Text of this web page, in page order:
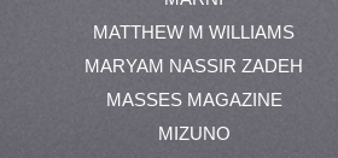
MATTHEW M WILLIAMS
MARYAM NASSIR ZADEH
MASSES MAGAZINE
MIZUNO